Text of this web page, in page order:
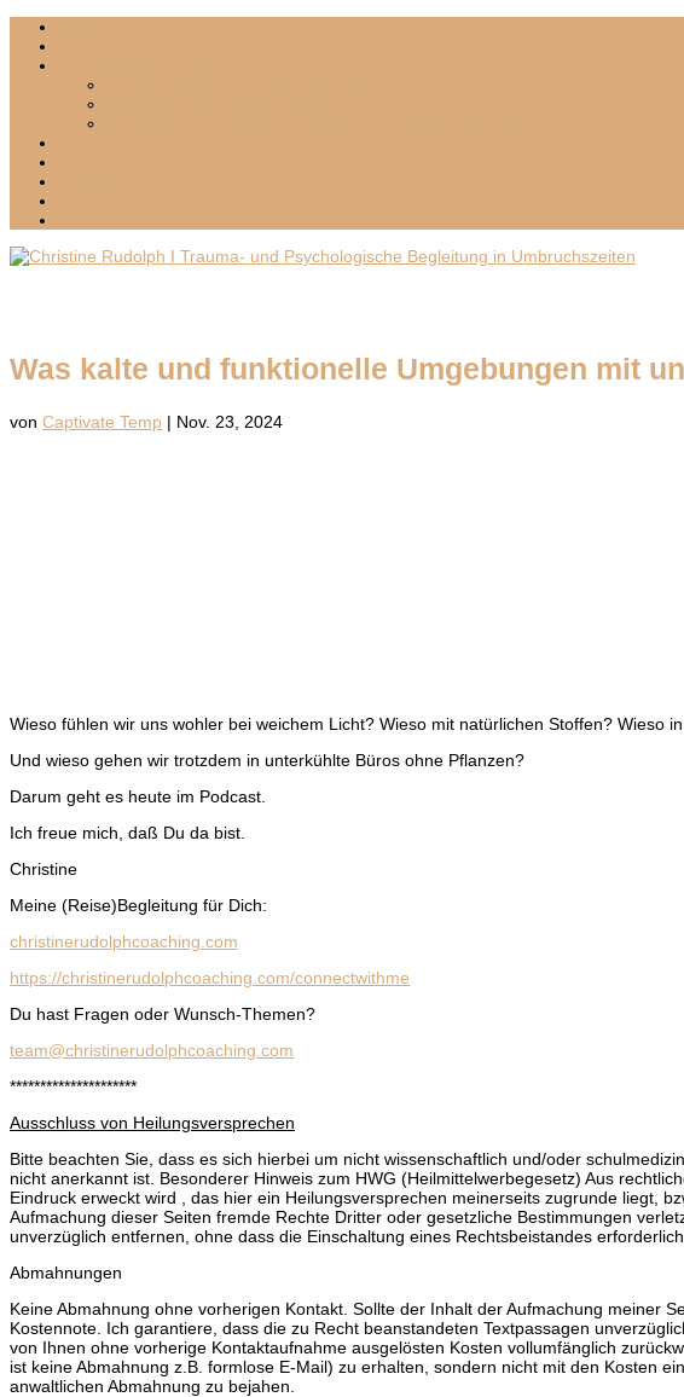
Was kalte und funktionelle Umgebungen mit
von Captivate Temp | Nov. 23, 2024
Wieso fühlen wir uns wohler bei weichem Licht? Wieso mit natürlichen Stoffen? Wieso
Und wieso gehen wir trotzdem in unterkühlte Büros ohne Pflanzen?
Darum geht es heute im Podcast.
Ich freue mich, daß Du da bist.
Christine
Meine (Reise)Begleitung für Dich:
christinerudolphcoaching.com
https://christinerudolphcoaching.com/connectwithme
Du hast Fragen oder Wunsch-Themen?
team@christinerudolphcoaching.com
*********************
Ausschluss von Heilungsversprechen
Bitte beachten Sie, dass es sich hierbei um nicht wissenschaftlich und/oder
nicht anerkannt ist. Besonderer Hinweis zum HWG (Heilmittelwerbegesetz) Aus
Eindruck erweckt wird , das hier ein Heilungsversprechen meinerseits zugrunde liegt,
Aufmachung dieser Seiten fremde Rechte Dritter oder gesetzliche Bestimmungen
unverzüglich entfernen, ohne dass die Einschaltung eines Rechtsbeistandes
Abmahnungen
Keine Abmahnung ohne vorherigen Kontakt. Sollte der Inhalt der Aufmachung meiner
Kostennote. Ich garantiere, dass die zu Recht beanstandeten Textpassagen
von Ihnen ohne vorherige Kontaktaufnahme ausgelösten Kosten vollumfänglich
ist keine Abmahnung z.B. formlose E-Mail) zu erhalten, sondern nicht mit den Kosten
anwaltlichen Abmahnung zu bejahen.